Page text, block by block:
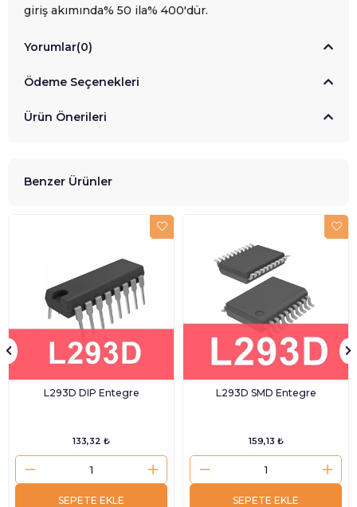
giriş akımında% 50 ila% 400'dür.
Yorumlar(0)
Ödeme Seçenekleri
Ürün Önerileri
Benzer Ürünler
L293D DIP Entegre
133,32 ₺
SEPETE EKLE
L293D SMD Entegre
159,13 ₺
SEPETE EKLE